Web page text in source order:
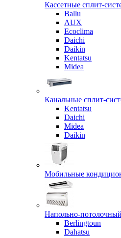
Кассетные сплит-
Ballu
AUX
Ecoclima
Daichi
Daikin
Kentatsu
Midea
Канальные сплит-
Kentatsu
Daichi
Midea
Daikin
Мобильные
Напольно-
Berlingtoun
Dahatsu